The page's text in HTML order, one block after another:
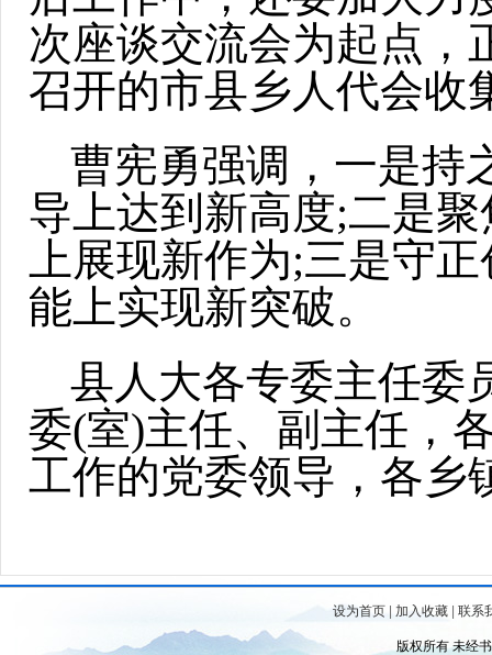
次座谈交流会为起点，
召开的市县乡人代会收
曹宪勇强调，一是持
导上达到新高度;二是
上展现新作为;三是守
能上实现新突破。
县人大各专委主任委
委(室)主任、副主任，
工作的党委领导，各乡
设为首页 加入收藏 联系
版权所有 未经